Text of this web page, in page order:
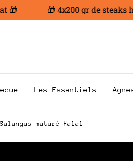
🎁 4x200 gr de steaks
Les Essentiels
maturé Halal